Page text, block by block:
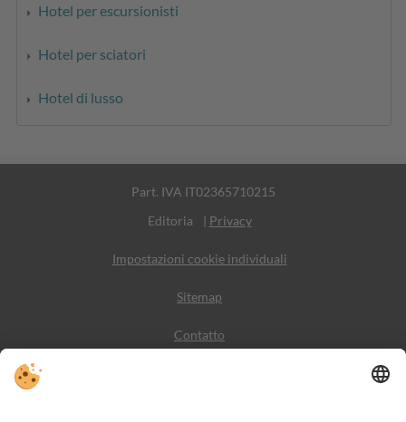
Hotel per escursionisti
Hotel per sciatori
Hotel di lusso
Part. IVA IT02365710215
Editoria
| Privacy
Impostazioni cookie individuali
Sitemap
Contatto